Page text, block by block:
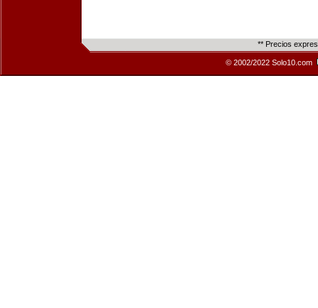
** Precios
© 2002/2022 Solo10.com